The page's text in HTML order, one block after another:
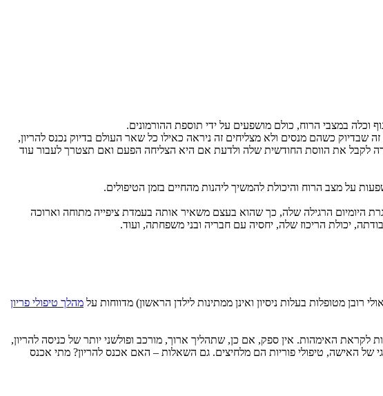
וכלה במצבי הרוח, כולם מושפעים על ידי תוספת ההורמונים.
כשהם מנסים ולא מצליחים זה ניראה כאילו כל שאר העולם בדיוק נכנס להריון,
לקבל את הווסת החודשית שלה ולדעת אם היא הצליחה הפעם ואם תצטרך לעבור עוד
על מצב הרוח והיכולת להמשיך ליהנות מהחיים בזמן הטיפולים.
היומיום הרגילה שלה, כך שהוא בעצם משאיר אותה בעמדת ציפייה מתוחה וארוכה
יכולת הריכוז שלה, יחסיה עם חבריה ובני משפחתה, ועוד.
מהלך טיפולי פריון
לקראת האימהות. אין ספק, אם כן, שתהליך ארוך, מורכב ופולשני יותר של כניסה להריון,
של האישה, טיפולי פוריות הם מלחיצים. גם השאלות – האם אכנס להריון? מתי אכנס